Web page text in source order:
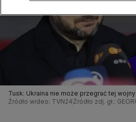
Tusk: Ukraina nie może przegrać tej wojny
Źródło wideo: TVN24 Źródło zdj. gł.: